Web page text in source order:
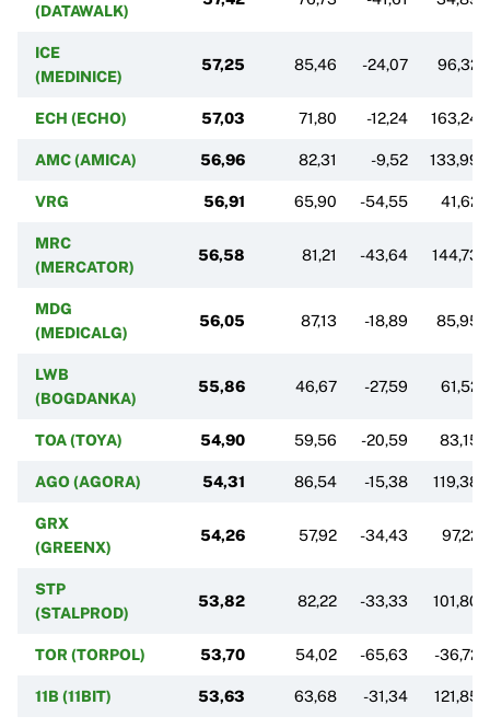
(DATAWALK)
ICE
(MEDINICE)
57,25 85,46 -24,07 96,32
ECH (ECHO) 57,03 71,80 -12,24 163,24
AMC (AMICA) 56,96 82,31 -9,52 133,99
VRG 56,91 65,90 -54,55 41,62
MRC
(MERCATOR)
56,58 81,21 -43,64 144,73
MDG
(MEDICALG)
56,05 87,13 -18,89 85,95
LWB
(BOGDANKA)
55,86 46,67 -27,59 61,52
TOA (TOYA) 54,90 59,56 -20,59 83,15
AGO (AGORA) 54,31 86,54 -15,38 119,38
GRX
(GREENX)
54,26 57,92 -34,43 97,22
STP
(STALPROD)
53,82 82,22 -33,33 101,80
TOR (TORPOL) 53,70 54,02 -65,63 -36,72
11B (11BIT) 53,63 63,68 -31,34 121,85